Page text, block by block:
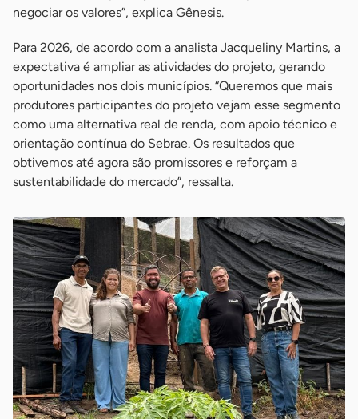
negociar os valores”, explica Gênesis.
Para 2026, de acordo com a analista Jacqueliny Martins, a
expectativa é ampliar as atividades do projeto, gerando
oportunidades nos dois municípios. “Queremos que mais
produtores participantes do projeto vejam esse segmento
como uma alternativa real de renda, com apoio técnico e
orientação contínua do Sebrae. Os resultados que
obtivemos até agora são promissores e reforçam a
sustentabilidade do mercado”, ressalta.